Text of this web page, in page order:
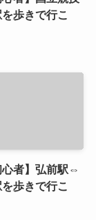
歩きで行こ
心者】弘前駅⇔
歩きで行こ